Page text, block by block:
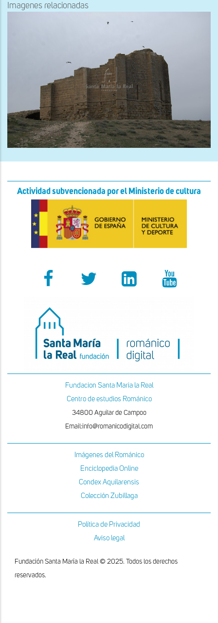
Imagenes relacionadas
Actividad subvencionada por el Ministerio de cultura
Fundacion Santa Maria la Real
Centro de estudios Románico
34800 Aguilar de Campoo
Email:info@romanicodigital.com
Imágenes del Románico
Enciclopedia Online
Condex Aquilarensis
Colección Zubillaga
Política de Privacidad
Aviso legal
Fundación Santa María la Real © 2025. Todos los derechos
reservados.